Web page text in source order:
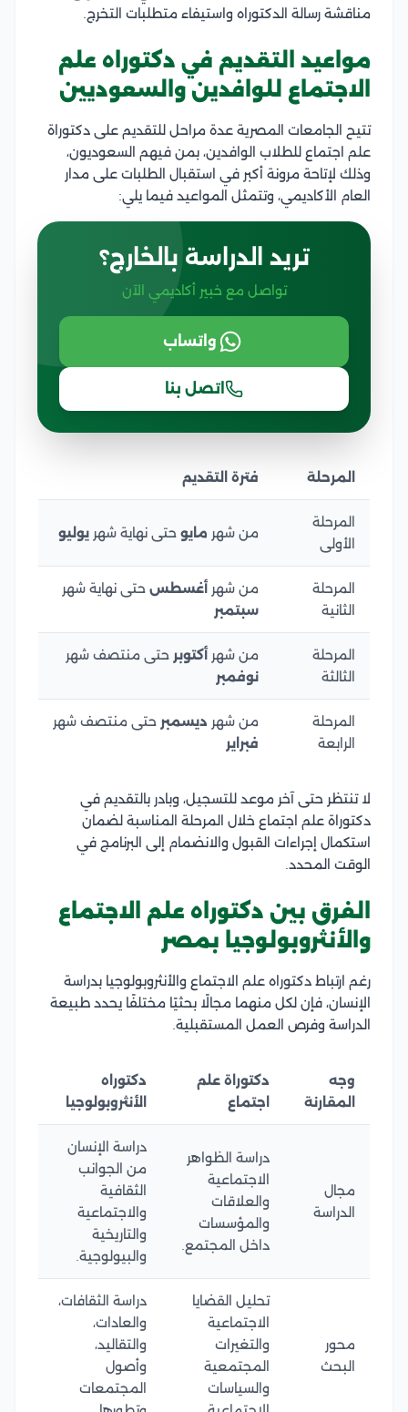
مناقشة رسالة الدكتوراه واستيفاء متطلبات التخرج.
مواعيد التقديم في دكتوراه علم
الاجتماع للوافدين والسعوديين
تتيح الجامعات المصرية عدة مراحل للتقديم على دكتوراة
علم اجتماع للطلاب الوافدين، بمن فيهم السعوديون،
وذلك لإتاحة مرونة أكبر في استقبال الطلبات على مدار
العام الأكاديمي، وتتمثل المواعيد فيما يلي:
تريد الدراسة بالخارج؟
تواصل مع خبير أكاديمي الآن
واتساب
اتصل بنا
المرحلة فترة التقديم
المرحلة
الأولى
من شهر مايو حتى نهاية شهر يوليو
المرحلة
الثانية
من شهر أغسطس حتى نهاية شهر
سبتمبر
المرحلة
الثالثة
من شهر أكتوبر حتى منتصف شهر
نوفمبر
المرحلة
الرابعة
من شهر ديسمبر حتى منتصف شهر
فبراير
لا تنتظر حتى آخر موعد للتسجيل، وبادر بالتقديم في
دكتوراة علم اجتماع خلال المرحلة المناسبة لضمان
استكمال إجراءات القبول والانضمام إلى البرنامج في
الوقت المحدد.
الفرق بين دكتوراه علم الاجتماع
والأنثروبولوجيا بمصر
رغم ارتباط دكتوراه علم الاجتماع والأنثروبولوجيا بدراسة
الإنسان، فإن لكل منهما مجالًا بحثيًا مختلفًا يحدد طبيعة
الدراسة وفرص العمل المستقبلية.
وجه
المقارنة
دكتوراة علم
اجتماع
دكتوراه
الأنثروبولوجيا
مجال
الدراسة
دراسة الظواهر
الاجتماعية
والعلاقات
والمؤسسات
داخل المجتمع.
دراسة الإنسان
من الجوانب
الثقافية
والاجتماعية
والتاريخية
والبيولوجية.
محور
البحث
تحليل القضايا
الاجتماعية
والتغيرات
المجتمعية
والسياسات
دراسة الثقافات،
والعادات،
والتقاليد،
وأصول
المجتمعات